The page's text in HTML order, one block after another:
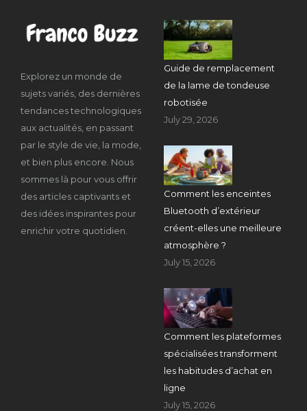
Explorez un monde de
sujets variés, des dernières
tendances technologiques
aux actualités, en passant
par le style de vie, la mode,
et bien plus encore. Nous
sommes là pour vous offrir
des articles captivants et
des idées inspirantes pour
enrichir votre quotidien.
Guide de remplacement
de la lame de tondeuse
robotisée
July 29, 2026
Comment les enceintes
Bluetooth d’extérieur
créent-elles une meilleure
atmosphère ?
July 15, 2026
Comment les plateformes
spécialisées transforment
les habitudes d’achat en
ligne
July 15, 2026